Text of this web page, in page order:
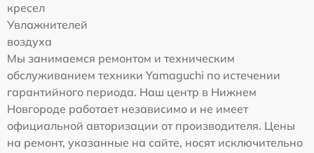
кресел
Увлажнителей
воздуха
Мы занимаемся ремонтом и техническим
обслуживанием техники Yamaguchi по истечении
гарантийного периода. Наш центр в Нижнем
Новгороде работает независимо и не имеет
официальной авторизации от производителя. Цены
на ремонт, указанные на сайте, носят исключительно